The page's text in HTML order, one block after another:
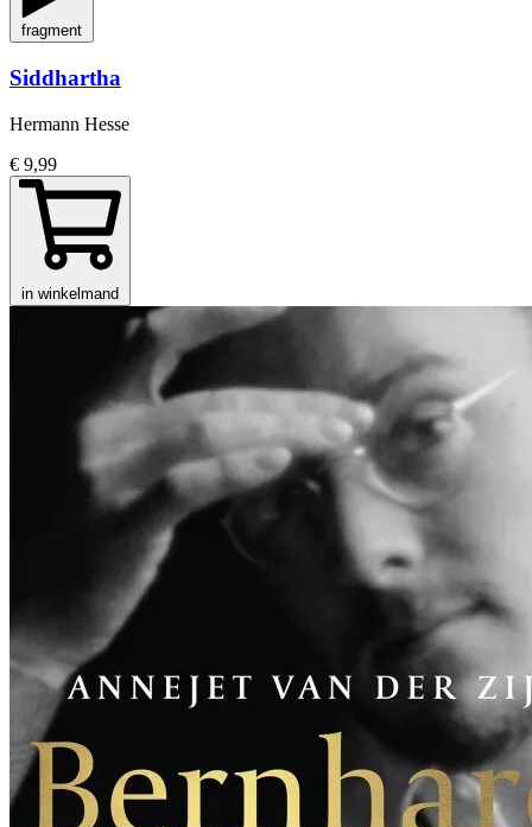
fragment
Siddhartha
Hermann Hesse
€ 9,99
in winkelmand